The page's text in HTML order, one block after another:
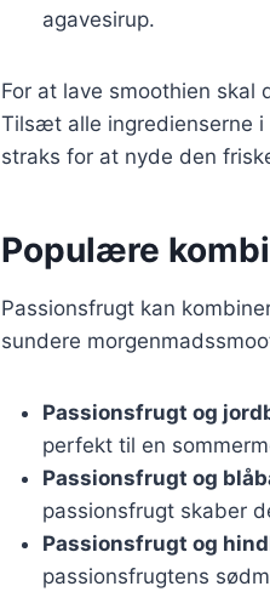
agavesirup.
For at lave smoothien
Tilsæt alle ingredienserne
straks for at nyde den
Populære
Passionsfrugt kan
sundere
Passionsfrugt og
perfekt til en
Passionsfrugt og
passionsfrugt skaber
Passionsfrugt og
passionsfrugtens